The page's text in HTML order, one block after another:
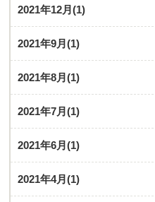
2021年12月(1)
2021年9月(1)
2021年8月(1)
2021年7月(1)
2021年6月(1)
2021年4月(1)